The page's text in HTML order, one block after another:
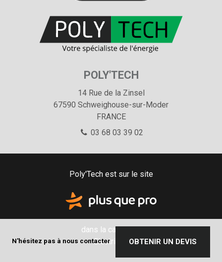
N'hésitez pas à nous contacter OBTENIR UN DEVIS
POLY'TECH
14 Rue de la Zinsel
67590 Schweighouse-sur-Moder
FRANCE
03 68 03 39 02
Poly'Tech est sur le site
dans la catégorie
Electricité